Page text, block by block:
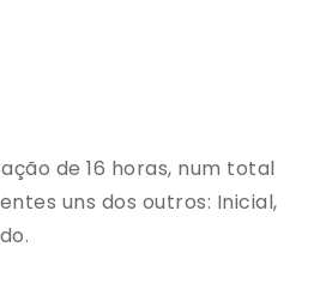
de 16 horas, num total
uns dos outros: Inicial,